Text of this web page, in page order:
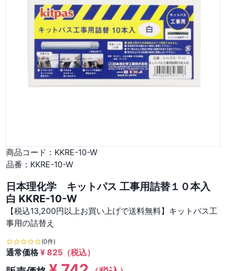
商品コード： KKRE-10-W
品番： KKRE-10-W
日本理化学 キットパス 工事用詰替１０本入
白 KKRE-10-W
【税込13,200円以上お買い上げで送料無料】キットパス工
事用の詰替え
(0件)
通常価格¥ 825 （税込）